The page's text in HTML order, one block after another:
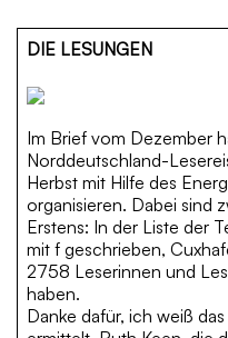
DIE LESUNGEN
Im Brief vom Dezember
Norddeutschland-
Herbst mit Hilfe des
organisieren. Dabei sind
Erstens: In der Liste der
mit f geschrieben,
2758 Leserinnen und
haben.
Danke dafür, ich weiß